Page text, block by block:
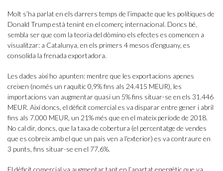
Molt s’ha parlat en els darrers temps de l’impacte que les polítiques de
Donald Trump està tenint en el comerç internacional. Doncs bé,
sembla ser que com la teoria del dòmino els efectes es comencen a
visualitzar: a Catalunya, en els primers 4 mesos d’enguany, es
consolida la frenada exportadora.
Les dades així ho apunten: mentre que les exportacions apenes
creixen (només un raquític 0,9% fins als 24.415 MEUR), les
importacions van augmentar quasi un 5% fins situar-se en els 31.446
MEUR. Així doncs, el dèficit comercial es va disparar entre gener i abril
fins als 7.000 MEUR, un 21% més que en el mateix període de 2018.
No cal dir, doncs, que la taxa de cobertura (el percentatge de vendes
que es cobreix amb el que un país ven a l’exterior) es va contraure en
3 punts, fins situar-se en el 77,6%.